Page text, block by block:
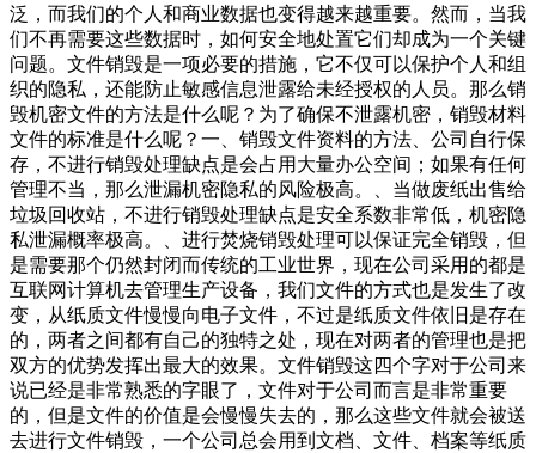
泛，而我们的个人和商业数据也变得越来越重要。然而，当我
们不再需要这些数据时，如何安全地处置它们却成为一个关键
问题。文件销毁是一项必要的措施，它不仅可以保护个人和组
织的隐私，还能防止敏感信息泄露给未经授权的人员。那么销
毁机密文件的方法是什么呢？为了确保不泄露机密，销毁材料
文件的标准是什么呢？一、销毁文件资料的方法、公司自行保
存，不进行销毁处理缺点是会占用大量办公空间；如果有任何
管理不当，那么泄漏机密隐私的风险极高。、当做废纸出售给
垃圾回收站，不进行销毁处理缺点是安全系数非常低，机密隐
私泄漏概率极高。、进行焚烧销毁处理可以保证完全销毁，但
是需要那个仍然封闭而传统的工业世界，现在公司采用的都是
互联网计算机去管理生产设备，我们文件的方式也是发生了改
变，从纸质文件慢慢向电子文件，不过是纸质文件依旧是存在
的，两者之间都有自己的独特之处，现在对两者的管理也是把
双方的优势发挥出最大的效果。文件销毁这四个字对于公司来
说已经是非常熟悉的字眼了，文件对于公司而言是非常重要
的，但是文件的价值是会慢慢失去的，那么这些文件就会被送
去进行文件销毁，一个公司总会用到文档、文件、档案等纸质